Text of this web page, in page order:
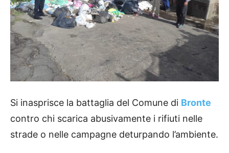
Si inasprisce la battaglia del Comune di Bronte
contro chi scarica abusivamente i rifiuti nelle
strade o nelle campagne deturpando l’ambiente.